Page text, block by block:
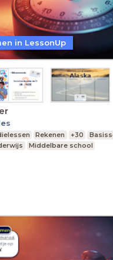
Rekenen +30
Middelbare school
in LessonUp